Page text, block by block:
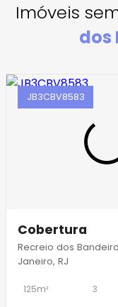
Imóveis
dos
JB3CBV8583
Cobertura
Recreio dos
Janeiro, RJ
125m² 3